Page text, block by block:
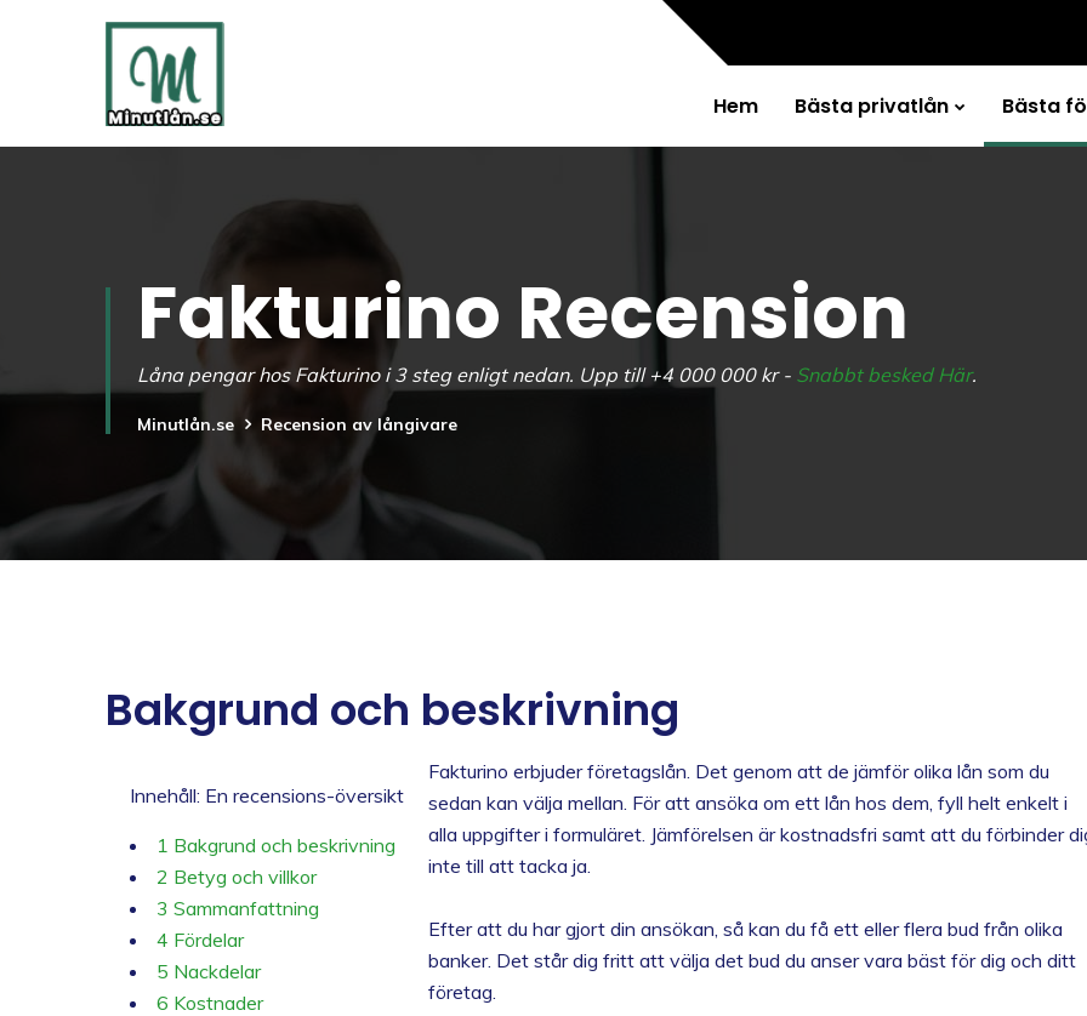
Hem Bästa privatlån Bästa
Fakturino Recension
Låna pengar hos Fakturino i 3 steg enligt nedan. Upp till +4 000 000 kr - Snabbt besked Här.
Minutlån.se Recension av långivare
Bakgrund och beskrivning
Innehåll: En recensions-översikt
1 Bakgrund och beskrivning
2 Betyg och villkor
3 Sammanfattning
4 Fördelar
5 Nackdelar
6 Kostnader
Fakturino erbjuder företagslån. Det genom att de jämför olika lån som du
sedan kan välja mellan. För att ansöka om ett lån hos dem, fyll helt enkelt i
alla uppgifter i formuläret. Jämförelsen är kostnadsfri samt att du förbinder
inte till att tacka ja.
Efter att du har gjort din ansökan, så kan du få ett eller flera bud från olika
banker. Det står dig fritt att välja det bud du anser vara bäst för dig och ditt
företag.